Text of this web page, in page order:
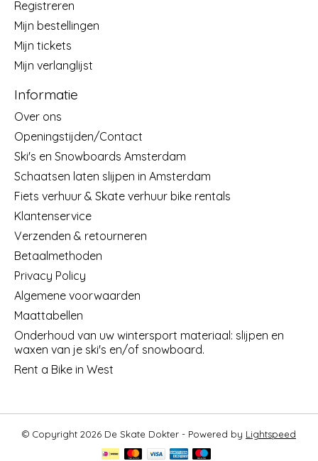
Registreren
Mijn bestellingen
Mijn tickets
Mijn verlanglijst
Informatie
Over ons
Openingstijden/Contact
Ski's en Snowboards Amsterdam
Schaatsen laten slijpen in Amsterdam
Fiets verhuur & Skate verhuur bike rentals
Klantenservice
Verzenden & retourneren
Betaalmethoden
Privacy Policy
Algemene voorwaarden
Maattabellen
Onderhoud van uw wintersport materiaal: slijpen en
waxen van je ski's en/of snowboard.
Rent a Bike in West
© Copyright 2026 De Skate Dokter - Powered by Lightspeed